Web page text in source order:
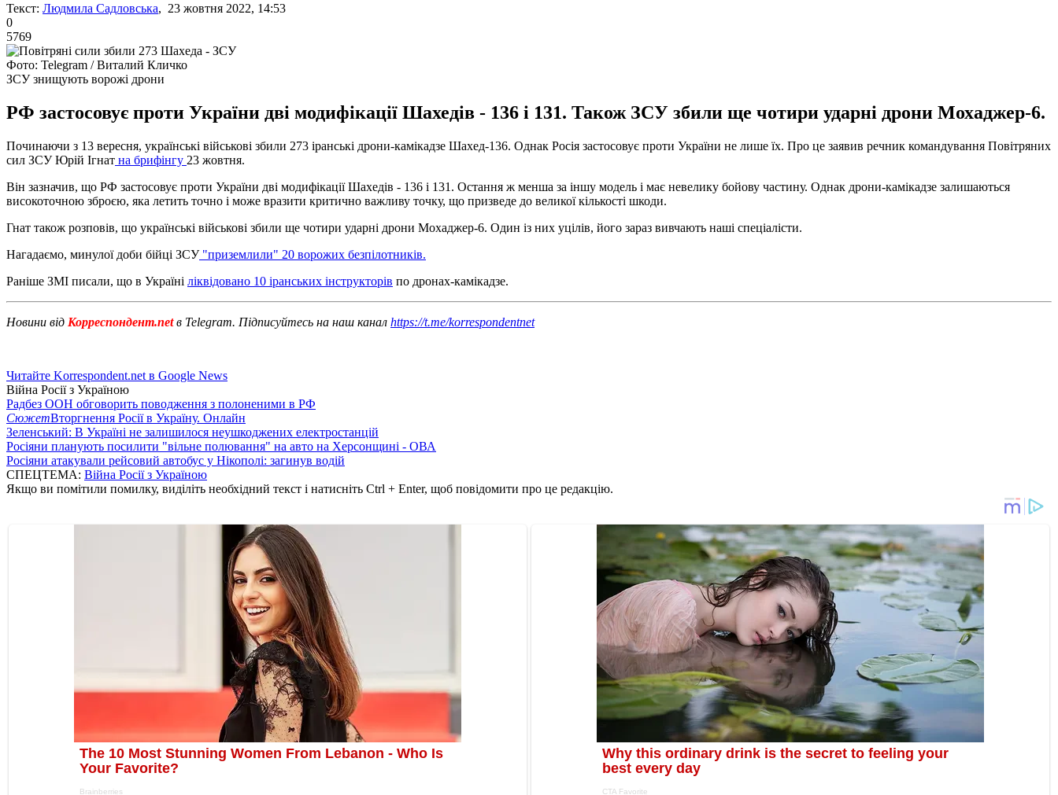
Текст: Людмила Садловська, 23 жовтня 2022, 14:53
0
5769
Фото: Telegram / Виталий Кличко
ЗСУ знищують ворожі дрони
РФ застосовує проти України дві модифікації Шахедів - 136 і 131. Також ЗСУ збили ще чотири ударні дрони Мохаджер-6.
Починаючи з 13 вересня, українські військові збили 273 іранські дрони-камікадзе Шахед-136. Однак Росія застосовує проти України не лише їх. Про це заявив речник командування Повітряних
сил ЗСУ Юрій Ігнат на брифінгу 23 жовтня.
Він зазначив, що РФ застосовує проти України дві модифікації Шахедів - 136 і 131. Остання ж менша за іншу модель і має невелику бойову частину. Однак дрони-камікадзе залишаються
високоточною зброєю, яка летить точно і може вразити критично важливу точку, що призведе до великої кількості шкоди.
Гнат також розповів, що українські військові збили ще чотири ударні дрони Мохаджер-6. Один із них уцілів, його зараз вивчають наші спеціалісти.
Нагадаємо, минулої доби бійці ЗСУ"приземлили" 20 ворожих безпілотників.
Раніше ЗМІ писали, що в Україні ліквідовано 10 іранських інструкторів по дронах-камікадзе.
Новини від Корреспондент.netв Telegram. Підписуйтесь на наш канал https://t.me/korrespondentnet
Читайте Korrespondent.net в Google News
Війна Росії з Україною
Радбез ООН обговорить поводження з полоненими в РФ
СюжетВторгнення Росії в Україну. Онлайн
Зеленський: В Україні не залишилося неушкоджених електростанцій
Росіяни планують посилити "вільне полювання" на авто на Херсонщині - ОВА
Росіяни атакували рейсовий автобус у Нікополі: загинув водій
СПЕЦТЕМА: Війна Росії з Україною
Якщо ви помітили помилку, виділіть необхідний текст і натисніть Ctrl + Enter, щоб повідомити про це редакцію.